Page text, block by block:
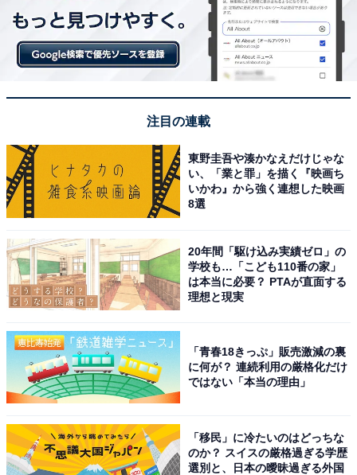
注目の連載
東野圭吾や湊かなえだけじゃな
い、「業と罪」を描く『映画ち
いかわ』から強く連想した映画
8選
20年間「駆け込み実績ゼロ」の
学校も…「こども110番の家」
は本当に必要？ PTAが直面する
理想と現実
「青春18きっぷ」販売激減の裏
に何が？ 連続利用の厳格化だけ
ではない「本当の理由」
「移民」に冷たいのはどっちな
のか？ スイスの厳格過ぎる学歴
選別と、日本の曖昧過ぎる外国